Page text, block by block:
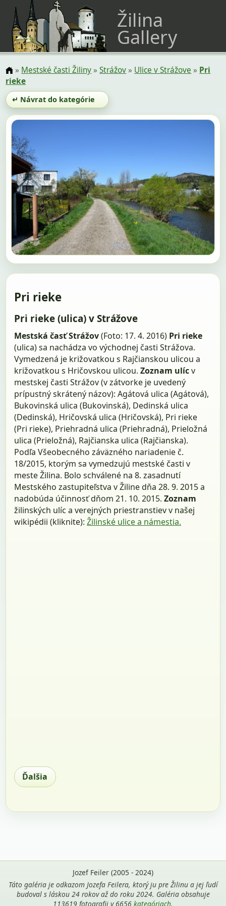
Žilina
Gallery
» Mestské časti Žiliny»Strážov» Ulice v Strážove » Pri
rieke
↵ Návrat do kategórie
Pri rieke
Pri rieke (ulica) v Strážove
Mestská časť Strážov(Foto: 17. 4. 2016) Pri rieke
(ulica) sa nachádza vo východnej časti Strážova.
Vymedzená je križovatkou s Rajčianskou ulicou a
križovatkou s Hričovskou ulicou.Zoznam ulícv
mestskej časti Strážov (v zátvorke je uvedený
prípustný skrátený názov): Agátová ulica (Agátová),
Bukovinská ulica (Bukovinská), Dedinská ulica
(Dedinská), Hričovská ulica (Hričovská), Pri rieke
(Pri rieke), Priehradná ulica (Priehradná), Prieložná
ulica (Prieložná), Rajčianska ulica (Rajčianska).
Podľa Všeobecného záväzného nariadenie č.
18/2015, ktorým sa vymedzujú mestské časti v
meste Žilina. Bolo schválené na 8. zasadnutí
Mestského zastupiteľstva v Žiline dňa 28. 9. 2015 a
nadobúda účinnosť dňom 21. 10. 2015.Zoznam
žilinských ulíc a verejných priestranstiev v našej
wikipédii (kliknite):Žilinské ulice a námestia.
Ďalšia
Jozef Feiler (2005 - 2024)
Táto galéria je odkazom Jozefa Feilera, ktorý ju pre Žilinu a jej ľudí
budoval s láskou 24 rokov až do roku 2024. Galéria obsahuje
113619 fotografii v 6656 kategóriach.